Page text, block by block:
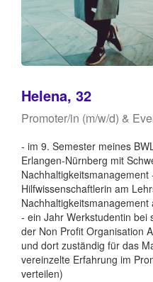
Helena, 32
Promoter/in (m/w/d) &
- im 9. Semester meines
Erlangen-Nürnberg mit
Hilfwissenschaftlerin am
- ein Jahr Werkstudentin bei
der Non Profit Organisation
und dort zuständig für das
vereinzelte Erfahrung im
verteilen)